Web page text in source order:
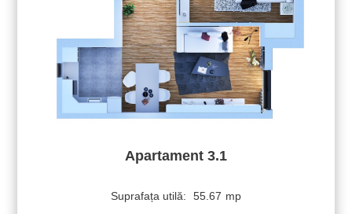
Apartament 3.1
Suprafața utilă: 55.67 mp